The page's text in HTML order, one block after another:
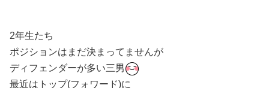
2年生たち
ポジションはまだ決まってませんが
ディフェンダーが多い三男
最近はトップ(フォワード)に